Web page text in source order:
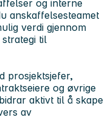
og interne
anskaffelsesteamet
verdi gjennom
til
prosjektsjefer,
og øvrige
aktivt til å skape
av